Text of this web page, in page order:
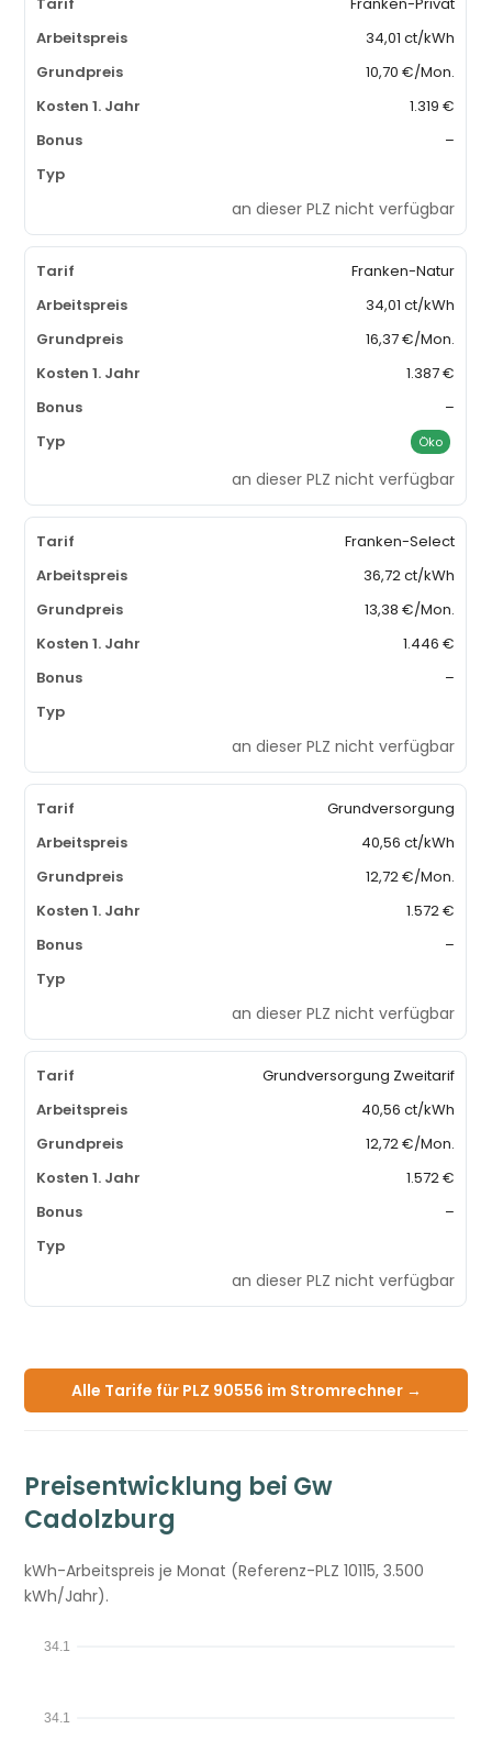
34,01 ct/kWh
10,70 €/Mon.
1.319 €
–
an dieser PLZ nicht verfügbar
Franken-Natur
34,01 ct/kWh
16,37 €/Mon.
1.387 €
–
Öko
an dieser PLZ nicht verfügbar
Franken-Select
36,72 ct/kWh
13,38 €/Mon.
1.446 €
–
an dieser PLZ nicht verfügbar
Grundversorgung
40,56 ct/kWh
12,72 €/Mon.
1.572 €
–
an dieser PLZ nicht verfügbar
Grundversorgung Zweitarif
40,56 ct/kWh
12,72 €/Mon.
1.572 €
–
an dieser PLZ nicht verfügbar
Alle Tarife für PLZ 90556 im Stromrechner →
Preisentwicklung bei Gw
Cadolzburg
kWh-Arbeitspreis je Monat (Referenz-PLZ 10115, 3.500
kWh/Jahr).